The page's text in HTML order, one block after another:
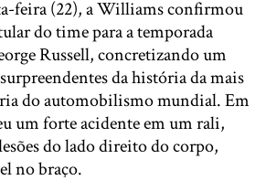
feira (22), a Williams confirmou
do time para a temporada
Russell, concretizando um
da história da mais
do automobilismo mundial. Em
um forte acidente em um rali,
do lado direito do corpo,
no braço.